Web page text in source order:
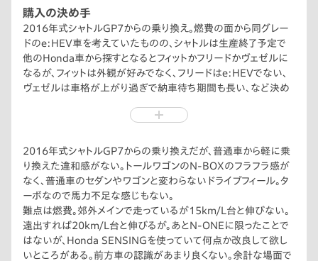
購入の決め手
2016年式シャトルGP7からの乗り換え。燃費の面から同グレー
ドのe:HEV車を考えていたものの、シャトルは生産終了予定で
他のHonda車から探すとなるとフィットかフリードかヴェゼルに
なるが、フィットは外観が好みでなく、フリードはe:HEVでない、
ヴェゼルは車格が上がり過ぎで納車待ち期間も長い、など決め
同じN-ONEが置いてあったので試乗してみると、発進・加速・コ
丸目に遊び心が感じられ、内装も後部座席以外は上質さがあ
る。一番の決め手は納期が短いということで、ディーラーさんが
独自発注していたのを好意で回してもらえたことだ。ツートンカ
ラーにセンターラインのデカールを入れ、個性的でやんちゃな雰
囲気に仕上がり所有感が満たされる。
2016年式シャトルGP7からの乗り換えだが、普通車から軽に乗
り換えた違和感がない。トールワゴンのN-BOXのフラフラ感が
なく、普通車のセダンやワゴンと変わらないドライブフィール。タ
ーボなので馬力不足な感じもない。
難点は燃費。郊外メインで走っているが15km/L台と伸びない。
遠出すれば20km/L台と伸びるが。あとN-ONEに限ったことで
はないが、Honda SENSINGを使っていて何点か改良して欲し
いところがある。前方車の認識があまり良くない。余計な場面で